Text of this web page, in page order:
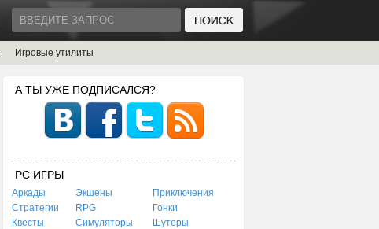
Игровые утилиты
А ТЫ УЖЕ ПОДПИСАЛСЯ?
PC ИГРЫ
Аркады Экшены
Приключения
Стратегии
RPG
Гонки
Квесты
Симуляторы
Шутеры